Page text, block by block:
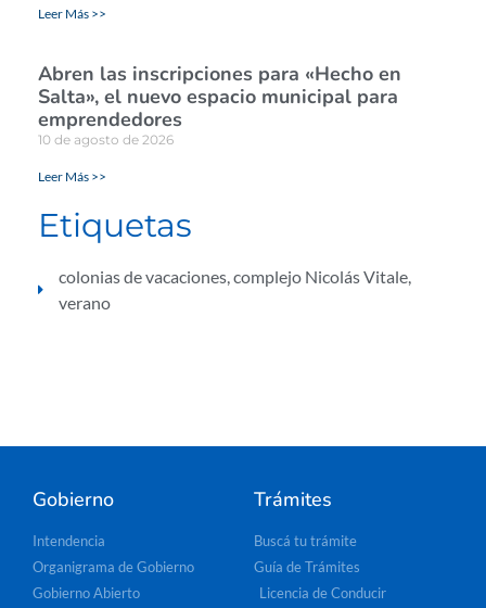
Leer Más >>
Abren las inscripciones para «Hecho en
Salta», el nuevo espacio municipal para
emprendedores
10 de agosto de 2026
Leer Más >>
Etiquetas
colonias de vacaciones,complejo Nicolás Vitale,
verano
Gobierno
Intendencia
Organigrama de Gobierno
Gobierno Abierto
Trámites
Buscá tu trámite
Guía de Trámites
Licencia de Conducir